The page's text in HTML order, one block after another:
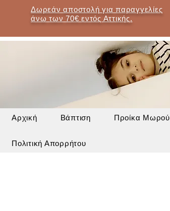
Δωρεάν αποστολή για παραγγελίες
άνω των 70€ εντός Αττικής.
Αρχική Βάπτιση Προίκα Μωρού
Πολιτική Απορρήτου